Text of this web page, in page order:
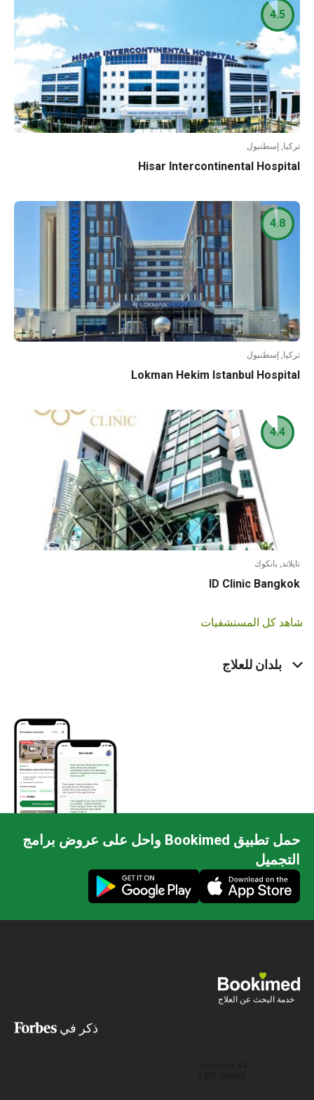
تركيا, إسطنبول
Hisar Intercontinental Hospital
4.5
تركيا, إسطنبول
Lokman Hekim Istanbul Hospital
4.8
تايلاند, بانكوك
ID Clinic Bangkok
4.4
شاهد كل المستشفيات
بلدان للعلاج
حمل تطبيق Bookimed واحل على عروض برامج
التجميل
خدمة البحث عن العلاج
ذكر في